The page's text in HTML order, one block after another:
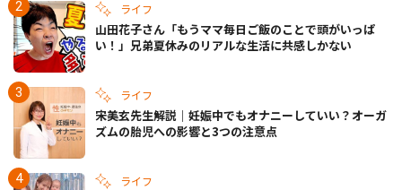
ライフ
山田花子さん「もうママ毎日ご飯のことで頭がいっぱ
い！」兄弟夏休みのリアルな生活に共感しかない
ライフ
宋美玄先生解説｜妊娠中でもオナニーしていい？オーガ
ズムの胎児への影響と3つの注意点
ライフ